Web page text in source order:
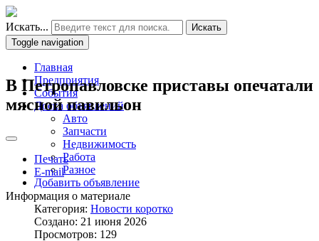
Искать...
Искать
Toggle navigation
Главная
Предприятия
События
Доска объявлений
Авто
Запчасти
Недвижимость
Работа
Разное
Добавить объявление
В Петропавловске приставы опечатали
мясной павильон
Печать
E-mail
Информация о материале
Категория: Новости коротко
Создано: 21 июня 2026
Просмотров: 129